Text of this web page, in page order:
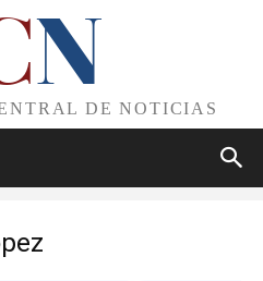
N
DE NOTICIAS